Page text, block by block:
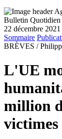
Bulletin Quotidien
22 décembre 2021
Sommaire
BRÈVES /
L'UE
million